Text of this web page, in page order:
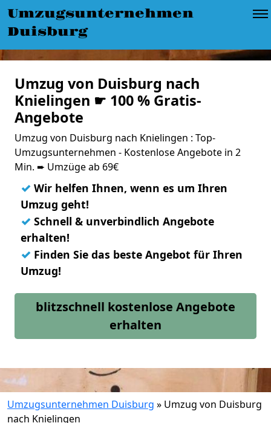
Umzugsunternehmen
Duisburg
Umzug von Duisburg nach
Knielingen ☛ 100 % Gratis-
Angebote
Umzug von Duisburg nach Knielingen : Top-
Umzugsunternehmen - Kostenlose Angebote in 2
Min. ➨ Umzüge ab 69€
✓ Wir helfen Ihnen, wenn es um Ihren
Umzug geht!
✓ Schnell & unverbindlich Angebote
erhalten!
✓ Finden Sie das beste Angebot für Ihren
Umzug!
blitzschnell kostenlose Angebote
erhalten
Umzugsunternehmen Duisburg » Umzug von Duisburg
nach Knielingen